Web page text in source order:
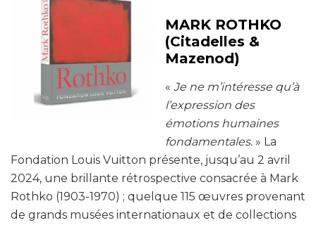
MARK ROTHKO
(Citadelles &
Mazenod)
« Je ne m’intéresse qu’à
l’expression des
émotions humaines
fondamentales. » La
Fondation Louis Vuitton présente, jusqu’au 2 avril
2024, une brillante rétrospective consacrée à Mark
Rothko (1903-1970) ; quelque 115 œuvres provenant
de grands musées internationaux et de collections